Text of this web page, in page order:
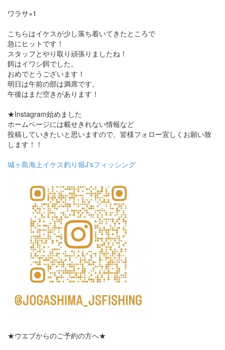
ワラサ×1
こちらはイケスが少し落ち着いてきたところで
急にヒットです！
スタッフとやり取り頑張りましたね！
餌はイワシ餌でした。
おめでとうございます！
明日は午前の部は満席です。
午後はまだ空きがあります！
★Instagram始めました
ホームページには載せきれない情報など
投稿していきたいと思いますので、皆様フォロー宜しくお願い致
します！！
城ヶ島海上イケス釣り堀J’sフィッシング
★ウエブからのご予約の方へ★